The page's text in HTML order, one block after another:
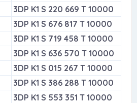
3DP K1 S 220 669 T 10000
3DP K1 S 676 817 T 10000
3DP K1 S 719 458 T 10000
3DP K1 S 636 570 T 10000
3DP K1 S 015 267 T 10000
3DP K1 S 386 288 T 10000
3DP K1 S 553 351 T 10000